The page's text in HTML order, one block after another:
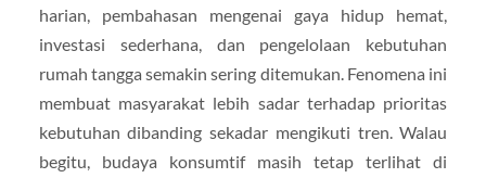
harian, pembahasan mengenai gaya hidup hemat,
investasi sederhana, dan pengelolaan kebutuhan
rumah tangga semakin sering ditemukan. Fenomena ini
membuat masyarakat lebih sadar terhadap prioritas
kebutuhan dibanding sekadar mengikuti tren. Walau
begitu, budaya konsumtif masih tetap terlihat di